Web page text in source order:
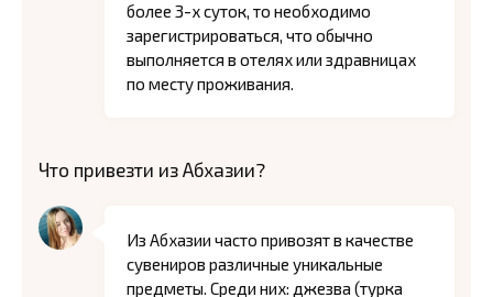
более 3-х суток, то необходимо
зарегистрироваться, что обычно
выполняется в отелях или здравницах
по месту проживания.
Что привезти из Абхазии?
Из Абхазии часто привозят в качестве
сувениров различные уникальные
предметы. Среди них: джезва (турка